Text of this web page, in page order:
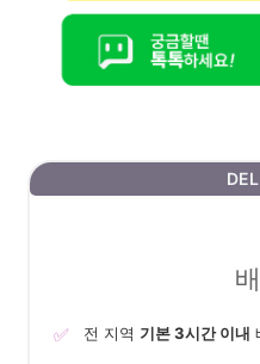
✅ 전 지역 기본 3시간 이내